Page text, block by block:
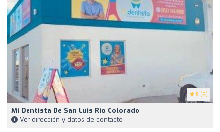
5 (9)
Mi Dentista De San Luis Río Colorado
Ver dirección y datos de contacto